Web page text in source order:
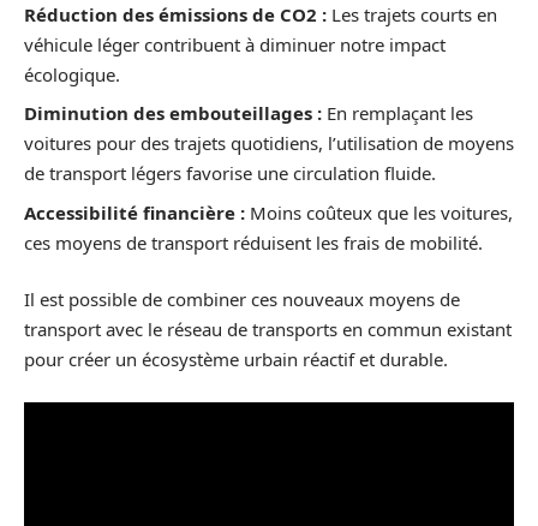
Réduction des émissions de CO2 : Les trajets courts en
véhicule léger contribuent à diminuer notre impact
écologique.
Diminution des embouteillages : En remplaçant les
voitures pour des trajets quotidiens, l’utilisation de moyens
de transport légers favorise une circulation fluide.
Accessibilité financière : Moins coûteux que les voitures,
ces moyens de transport réduisent les frais de mobilité.
Il est possible de combiner ces nouveaux moyens de
transport avec le réseau de transports en commun existant
pour créer un écosystème urbain réactif et durable.